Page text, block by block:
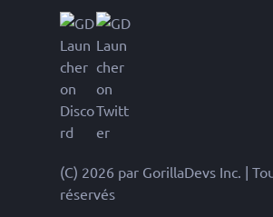
(C) 2026 par GorillaDevs Inc. |
réservés